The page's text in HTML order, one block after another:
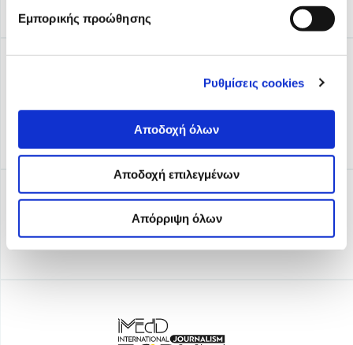
Εμπορικής προώθησης
Ρυθμίσεις cookies
Αποδοχή όλων
Αποδοχή επιλεγμένων
Απόρριψη όλων